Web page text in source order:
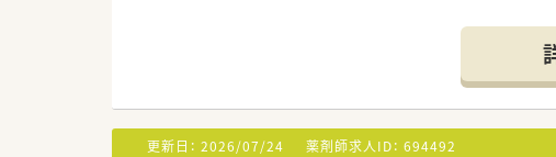
■監査システムなどの調剤設備も導入し
機械化を進める事により、効率よいお
＜業務内容＞
■広域からの処方を応需しています。
更新日： 2026/07/24 薬剤師求人ID： 694492